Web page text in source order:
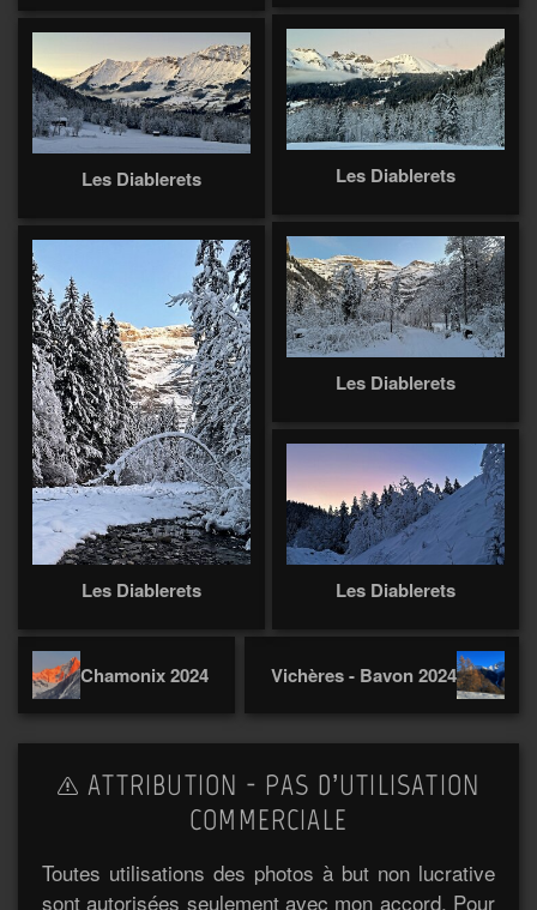
Les Diablerets
Les Diablerets
Les Diablerets
Les Diablerets Les Diablerets
Chamonix 2024 Vichères - Bavon 2024
ATTRIBUTION - PAS D’UTILISATION
COMMERCIALE
Toutes utilisations des photos à but non lucrative
sont autorisées seulement avec mon accord. Pour